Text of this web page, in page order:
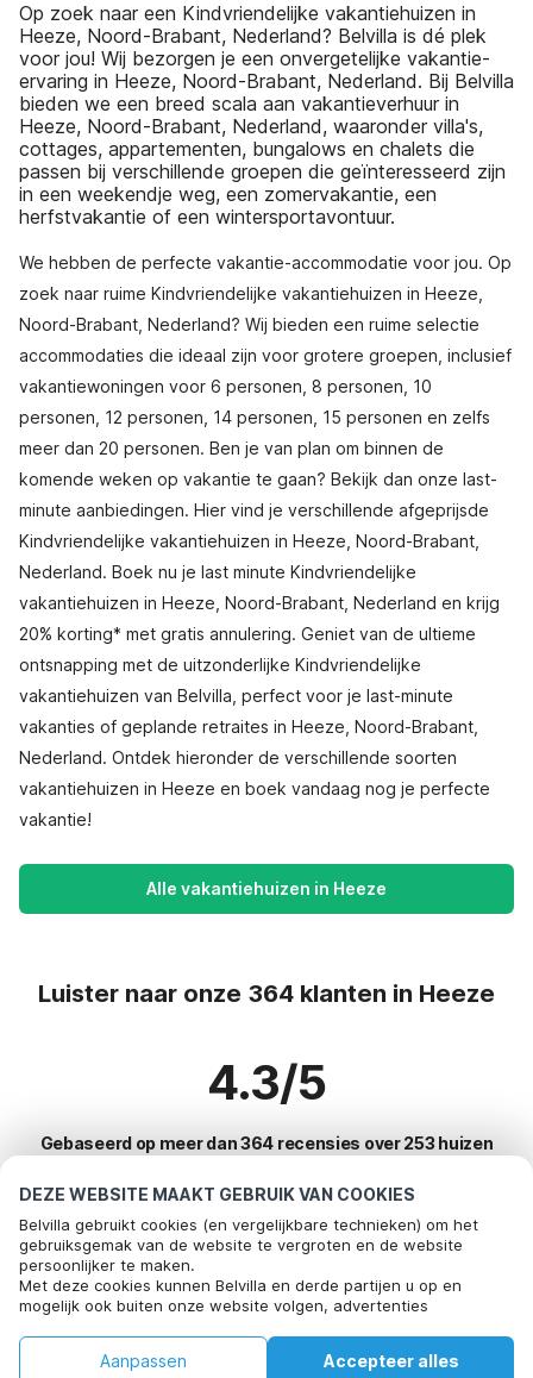
DEZE WEBSITE MAAKT GEBRUIK VAN COOKIES
Belvilla gebruikt cookies (en vergelijkbare technieken) om het
gebruiksgemak van de website te vergroten en de website
persoonlijker te maken.
Met deze cookies kunnen Belvilla en derde partijen u op en
mogelijk ook buiten onze website volgen, advertenties
social media.
Door op "accepteren" te klikken gaat u hiermee akkoord. Meer
Accepteer alles
Aanpassen
Op zoek naar een Kindvriendelijke vakantiehuizen in
Heeze, Noord-Brabant, Nederland? Belvilla is dé plek
voor jou! Wij bezorgen je een onvergetelijke vakantie-
ervaring in Heeze, Noord-Brabant, Nederland. Bij Belvilla
bieden we een breed scala aan vakantieverhuur in
Heeze, Noord-Brabant, Nederland, waaronder villa's,
cottages, appartementen, bungalows en chalets die
passen bij verschillende groepen die geïnteresseerd zijn
in een weekendje weg, een zomervakantie, een
herfstvakantie of een wintersportavontuur.
We hebben de perfecte vakantie-accommodatie voor jou. Op
zoek naar ruime Kindvriendelijke vakantiehuizen in Heeze,
Noord-Brabant, Nederland? Wij bieden een ruime selectie
accommodaties die ideaal zijn voor grotere groepen, inclusief
vakantiewoningen voor 6 personen, 8 personen, 10
personen, 12 personen, 14 personen, 15 personen en zelfs
meer dan 20 personen. Ben je van plan om binnen de
komende weken op vakantie te gaan? Bekijk dan onze last-
minute aanbiedingen. Hier vind je verschillende afgeprijsde
Kindvriendelijke vakantiehuizen in Heeze, Noord-Brabant,
Nederland. Boek nu je last minute Kindvriendelijke
vakantiehuizen in Heeze, Noord-Brabant, Nederland en krijg
20% korting* met gratis annulering. Geniet van de ultieme
ontsnapping met de uitzonderlijke Kindvriendelijke
vakantiehuizen van Belvilla, perfect voor je last-minute
vakanties of geplande retraites in Heeze, Noord-Brabant,
Nederland. Ontdek hieronder de verschillende soorten
vakantiehuizen in Heeze en boek vandaag nog je perfecte
vakantie!
Alle vakantiehuizen in Heeze
Luister naar onze 364 klanten in Heeze
4.3/5
Gebaseerd op meer dan 364 recensies over 253 huizen
Meest populaire bestemmingen voor
vakantie
Top steden met top voorzieningen voor vakantie
Kindvriendelijke vakantiehuizen bayeux
Top steden met top voorzieningen voor vakantie
Bel om te boeken